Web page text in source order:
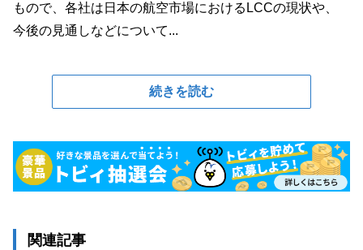
もので、各社は日本の航空市場におけるLCCの現状や、
今後の見通しなどについて...
続きを読む
関連記事